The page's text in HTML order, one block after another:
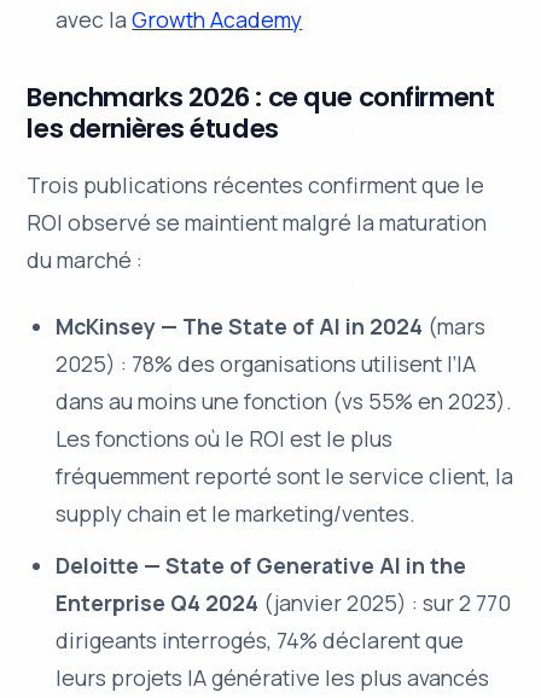
avec laGrowth Academy
Benchmarks 2026 : ce que confirment
les dernières études
Trois publications récentes confirment que le
ROI observé se maintient malgré la maturation
du marché :
McKinsey — The State of AI in 2024 (mars
2025) : 78% des organisations utilisent l’IA
dans au moins une fonction (vs 55% en 2023).
Les fonctions où le ROI est le plus
fréquemment reporté sont le service client, la
supply chain et le marketing/ventes.
Deloitte —State of Generative AI in the
Enterprise Q4 2024 (janvier 2025) : sur 2 770
dirigeants interrogés, 74% déclarent que
leurs projets IA générative les plus avancés